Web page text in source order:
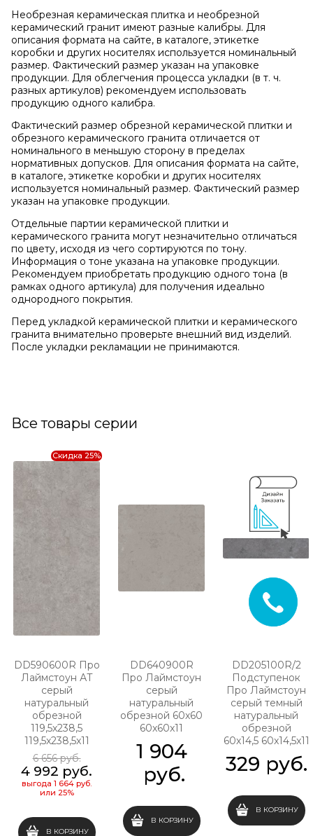
Необрезная керамическая плитка и необрезной
керамический гранит имеют разные калибры. Для
описания формата на сайте, в каталоге, этикетке
коробки и других носителях используется номинальный
размер. Фактический размер указан на упаковке
продукции. Для облегчения процесса укладки (в т. ч.
разных артикулов) рекомендуем использовать
продукцию одного калибра.
Фактический размер обрезной керамической плитки и
обрезного керамического гранита отличается от
номинального в меньшую сторону в пределах
нормативных допусков. Для описания формата на сайте,
в каталоге, этикетке коробки и других носителях
используется номинальный размер. Фактический размер
указан на упаковке продукции.
Отдельные партии керамической плитки и
керамического гранита могут незначительно отличаться
по цвету, исходя из чего сортируются по тону.
Информация о тоне указана на упаковке продукции.
Рекомендуем приобретать продукцию одного тона (в
рамках одного артикула) для получения идеально
однородного покрытия.
Перед укладкой керамической плитки и керамического
гранита внимательно проверьте внешний вид изделий.
После укладки рекламации не принимаются.
Все товары серии
Скидка 25%
DD590600R Про
Лаймстоун АТ
серый
натуральный
обрезной
119,5х238,5
119,5x238,5x11
6 656 руб.
4 992 руб.
выгода 1 664 руб.
или 25%
В КОРЗИНУ
DD640900R
Про Лаймстоун
серый
натуральный
обрезной 60х60
60x60x11
1 904
руб.
В КОРЗИНУ
DD205100R/2
Подступенок
Про Лаймстоун
серый темный
натуральный
обрезной
60х14,5 60x14,5x11
329 руб.
В КОРЗИНУ